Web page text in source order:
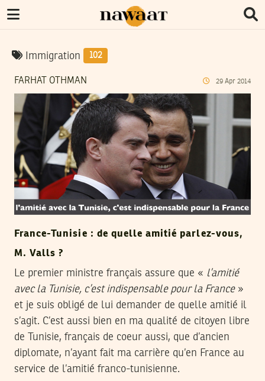
Immigration 102
FARHAT OTHMAN 29 Apr 2014
France-Tunisie : de quelle amitié parlez-vous,
M. Valls ?
Le premier ministre français assure que « l’amitié
avec la Tunisie, c’est indispensable pour la France»
et je suis obligé de lui demander de quelle amitié il
s’agit. C’est aussi bien en ma qualité de citoyen libre
de Tunisie, français de coeur aussi, que d’ancien
diplomate, n’ayant fait ma carrière qu’en France au
service de l’amitié franco-tunisienne.